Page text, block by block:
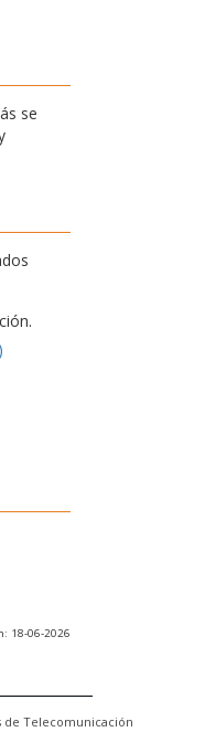
se
18-06-2026
de Telecomunicación